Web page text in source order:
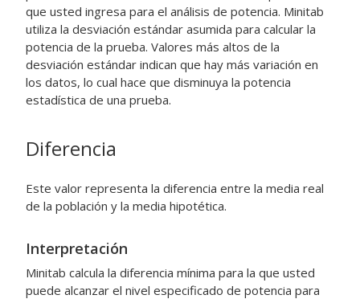
que usted ingresa para el análisis de potencia. Minitab
utiliza la desviación estándar asumida para calcular la
potencia de la prueba. Valores más altos de la
desviación estándar indican que hay más variación en
los datos, lo cual hace que disminuya la potencia
estadística de una prueba.
Diferencia
Este valor representa la diferencia entre la media real
de la población y la media hipotética.
Interpretación
Minitab calcula la diferencia mínima para la que usted
puede alcanzar el nivel especificado de potencia para